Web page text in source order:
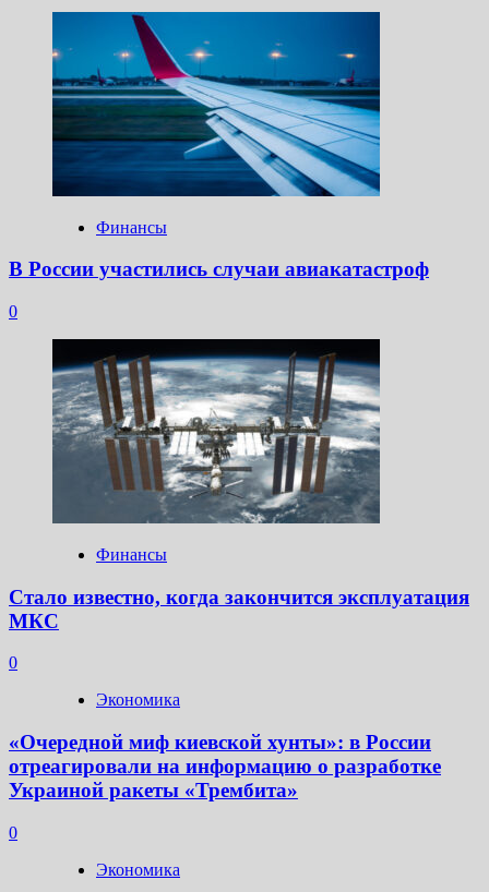
Финансы
В России участились случаи авиакатастроф
0
Финансы
Стало известно, когда закончится эксплуатация
МКС
0
Экономика
«Очередной миф киевской хунты»: в России
отреагировали на информацию о разработке
Украиной ракеты «Трембита»
0
Экономика